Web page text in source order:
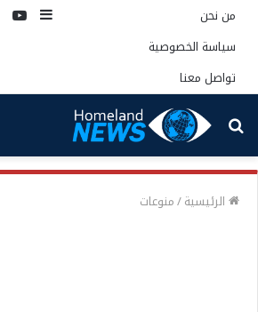
من نحن
سياسة الخصوصية
تواصل معنا
إضافة
بحث
عن
الرئيسية/منوعات